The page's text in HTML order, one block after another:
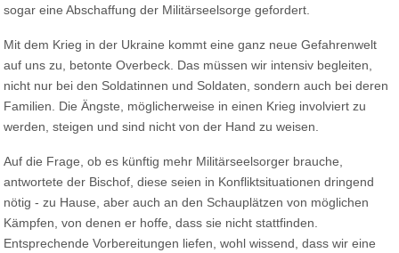
sogar eine Abschaffung der Militärseelsorge gefordert.
Mit dem Krieg in der Ukraine kommt eine ganz neue Gefahrenwelt
auf uns zu, betonte Overbeck. Das müssen wir intensiv begleiten,
nicht nur bei den Soldatinnen und Soldaten, sondern auch bei deren
Familien. Die Ängste, möglicherweise in einen Krieg involviert zu
werden, steigen und sind nicht von der Hand zu weisen.
Auf die Frage, ob es künftig mehr Militärseelsorger brauche,
antwortete der Bischof, diese seien in Konfliktsituationen dringend
nötig - zu Hause, aber auch an den Schauplätzen von möglichen
Kämpfen, von denen er hoffe, dass sie nicht stattfinden.
Entsprechende Vorbereitungen liefen, wohl wissend, dass wir eine